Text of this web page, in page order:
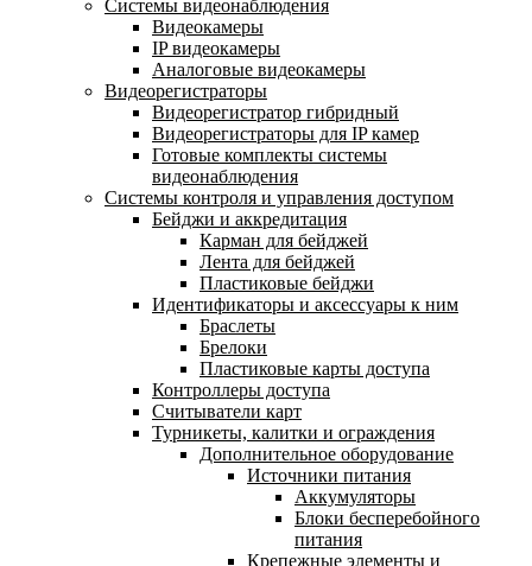
Системы видеонаблюдения
Видеокамеры
IP видеокамеры
Аналоговые видеокамеры
Видеорегистраторы
Видеорегистратор гибридный
Видеорегистраторы для IP камер
Готовые комплекты системы
видеонаблюдения
Системы контроля и управления доступом
Бейджи и аккредитация
Карман для бейджей
Лента для бейджей
Пластиковые бейджи
Идентификаторы и аксессуары к ним
Браслеты
Брелоки
Пластиковые карты доступа
Контроллеры доступа
Считыватели карт
Турникеты, калитки и ограждения
Дополнительное оборудование
Источники питания
Аккумуляторы
Блоки бесперебойного
питания
Крепежные элементы и